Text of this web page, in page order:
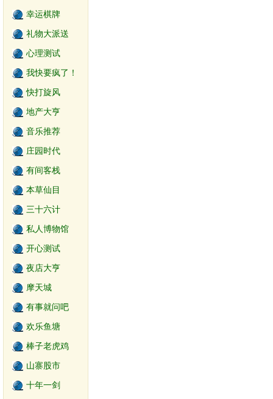
幸运棋牌
礼物大派送
心理测试
我快要疯了！
快打旋风
地产大亨
音乐推荐
庄园时代
有间客栈
本草仙目
三十六计
私人博物馆
开心测试
夜店大亨
摩天城
有事就问吧
欢乐鱼塘
棒子老虎鸡
山寨股市
十年一剑